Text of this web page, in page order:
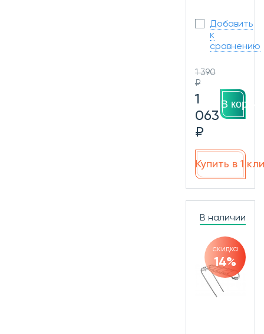
Добавить
к
сравнению
1 390
₽
1
063
₽
В
Купить в 1
В наличии
скидка
14%